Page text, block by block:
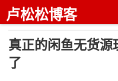
卢松松博客
真正的闲鱼无货
了